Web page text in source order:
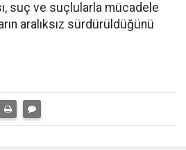
suç ve suçlularla mücadele
aralıksız sürdürüldüğünü